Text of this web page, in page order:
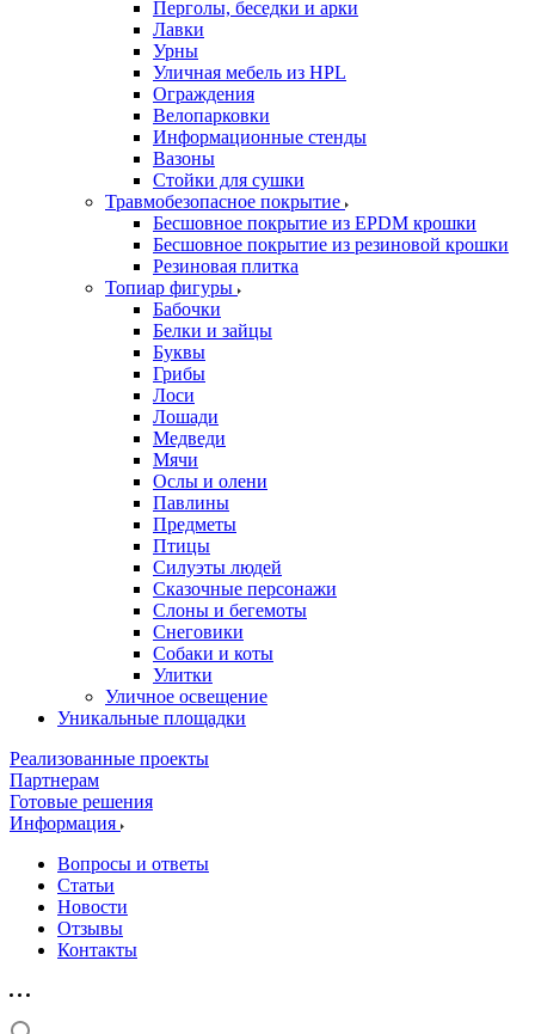
Перголы, беседки и арки
Лавки
Урны
Уличная мебель из HPL
Ограждения
Велопарковки
Информационные стенды
Вазоны
Стойки для сушки
Травмобезопасное покрытие
Бесшовное покрытие из EPDM крошки
Бесшовное покрытие из резиновой крошки
Резиновая плитка
Топиар фигуры
Бабочки
Белки и зайцы
Буквы
Грибы
Лоси
Лошади
Медведи
Мячи
Ослы и олени
Павлины
Предметы
Птицы
Силуэты людей
Сказочные персонажи
Слоны и бегемоты
Снеговики
Собаки и коты
Улитки
Уличное освещение
Уникальные площадки
Реализованные проекты
Партнерам
Готовые решения
Информация
Вопросы и ответы
Статьи
Новости
Отзывы
Контакты